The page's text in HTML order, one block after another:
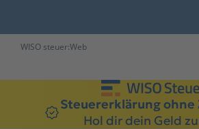
WISO steuer:Web
Steuererklärung ohne
Hol dir dein Geld